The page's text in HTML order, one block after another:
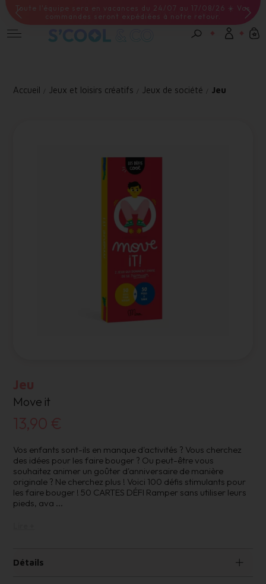
Livraison offerte à partir de 59 euros d'achat
Valider
Inscription
Accueil Jeux et loisirs créatifs Jeux de société Jeu
Jeu
Move it
13,90 €
Vos enfants sont-ils en manque d'activités ? Vous cherchez
des idées pour les faire bouger ? Ou peut-être vous
souhaitez animer un goûter d'anniversaire de manière
originale ? Ne cherchez plus ! Voici 100 défis stimulants pour
les faire bouger ! 50 CARTES DÉFI Ramper sans utiliser leurs
pieds, ava ...
Détails